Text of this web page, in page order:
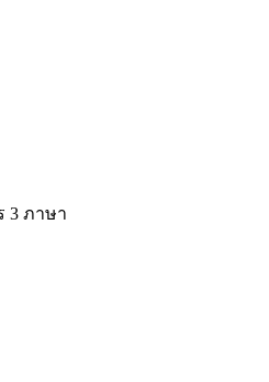
3 ภาษา